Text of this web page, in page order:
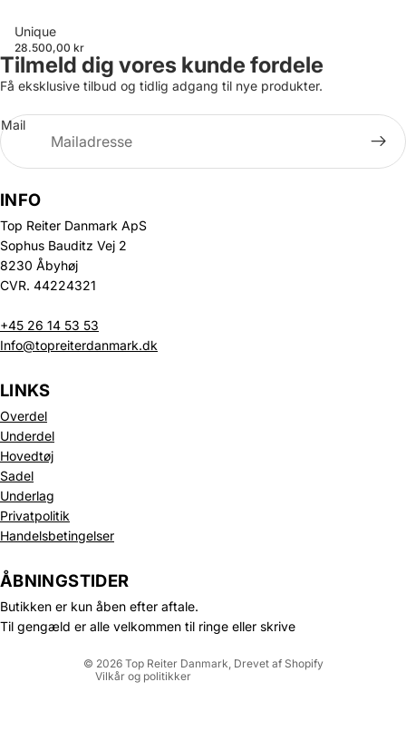
Unique
28.500,00 kr
Tilmeld dig vores kunde fordele
Få eksklusive tilbud og tidlig adgang til nye produkter.
Mail
INFO
Top Reiter Danmark ApS
Sophus Bauditz Vej 2
8230 Åbyhøj
CVR. 44224321
+45 26 14 53 53
Info@topreiterdanmark.dk
LINKS
Overdel
Underdel
Hovedtøj
Sadel
Underlag
Privatpolitik
Handelsbetingelser
ÅBNINGSTIDER
Butikken er kun åben efter aftale.
Til gengæld er alle velkommen til ringe eller skrive
© 2026 Top Reiter Danmark, Drevet af Shopify
Vilkår og politikker
Politik om beskyttelse af persondata
Refusionspolitik
Leveringspolitik
Servicevilkår